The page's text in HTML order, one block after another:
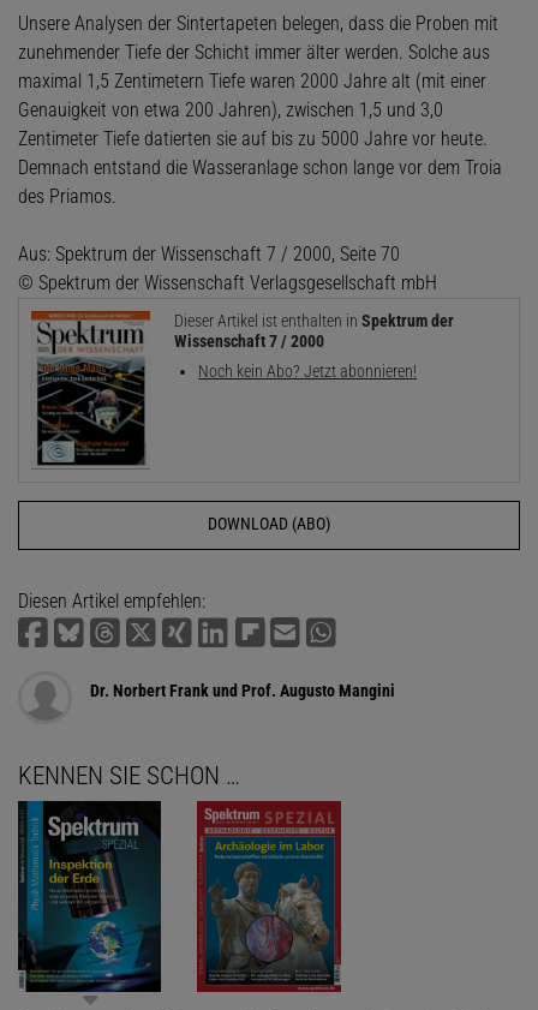
Unsere Analysen der Sintertapeten belegen, dass die Proben mit
zunehmender Tiefe der Schicht immer älter werden. Solche aus
maximal 1,5 Zentimetern Tiefe waren 2000 Jahre alt (mit einer
Genauigkeit von etwa 200 Jahren), zwischen 1,5 und 3,0
Zentimeter Tiefe datierten sie auf bis zu 5000 Jahre vor heute.
Demnach entstand die Wasseranlage schon lange vor dem Troia
des Priamos.
Aus: Spektrum der Wissenschaft 7 / 2000, Seite 70
© Spektrum der Wissenschaft Verlagsgesellschaft mbH
Dieser Artikel ist enthalten in Spektrum der
Wissenschaft 7 / 2000
Noch kein Abo? Jetzt abonnieren!
DOWNLOAD (ABO)
Diesen Artikel empfehlen:
Dr. Norbert Frank und Prof. Augusto Mangini
KENNEN SIE SCHON …